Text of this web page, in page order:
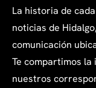
La historia de
noticias de
comunicación
Te compartimos la
nuestros